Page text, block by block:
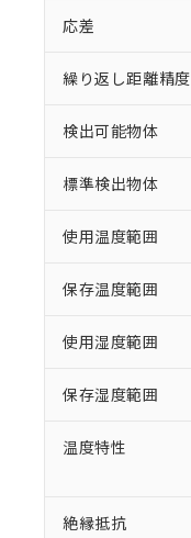
応差
繰り返し距離精度
検出可能物体
標準検出物体
使用温度範囲
保存温度範囲
使用湿度範囲
保存湿度範囲
温度特性
絶縁抵抗